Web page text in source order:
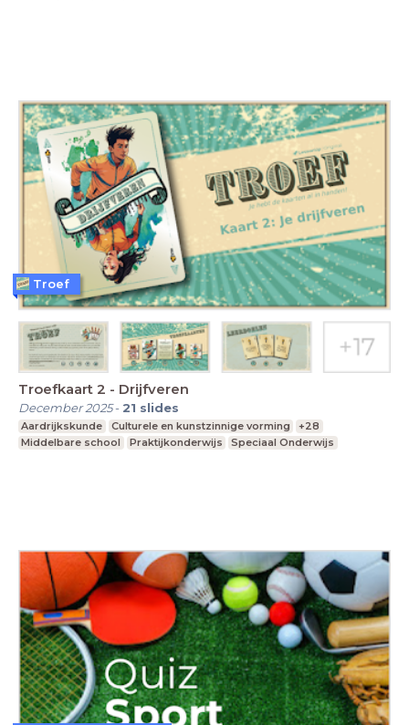
Troefkaart 2 - Drijfveren
December 2025- 21 slides
Aardrijkskunde Culturele en kunstzinnige vorming
+28
Middelbare school
Praktijkonderwijs Speciaal Onderwijs
Troef